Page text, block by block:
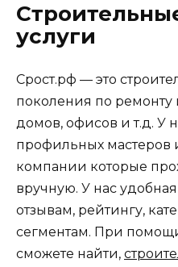
услуги
Срост.рф — это
поколения по ремонту
домов, офисов и т.д. У
профильных
компании которые
вручную. У нас
отзывам, рейтингу,
сегментам. При
сможете найти,